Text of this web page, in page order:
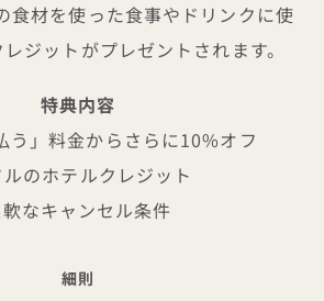
食材を使った食事やドリンクに使
ジットがプレゼントされます。
特典内容
う」料金からさらに10%オフ
のホテルクレジット
なキャンセル条件
細則